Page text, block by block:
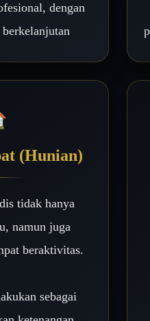
dengan
(Hunian)
tidak hanya
namun juga
beraktivitas.
sebagai